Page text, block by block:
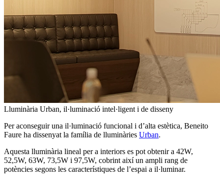
Lluminària Urban, il·luminació intel·ligent i de disseny
Per aconseguir una il·luminació funcional i d’alta estètica, Beneito
Faure ha dissenyat la família de lluminàries Urban.
Aquesta lluminària lineal per a interiors es pot obtenir a 42W,
52,5W, 63W, 73,5W i 97,5W, cobrint així un ampli rang de
potències segons les característiques de l’espai a il·luminar.